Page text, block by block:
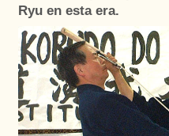
Ryu en esta era.